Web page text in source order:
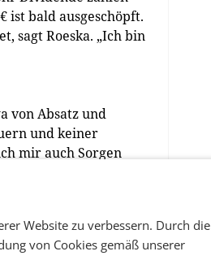
bald ausgeschöpft.
sagt Roeska. „Ich bin
von Absatz und
und keiner
mir auch Sorgen
2025 kommen
Das bedeutet eine
Website zu verbessern. Durch die
von Cookies gemäß unserer